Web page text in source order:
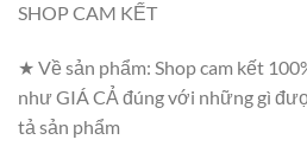
SHOP CAM KẾT
★ Về sản phẩm: Shop cam kết
như GIÁ CẢ đúng với những gì
tả sản phẩm